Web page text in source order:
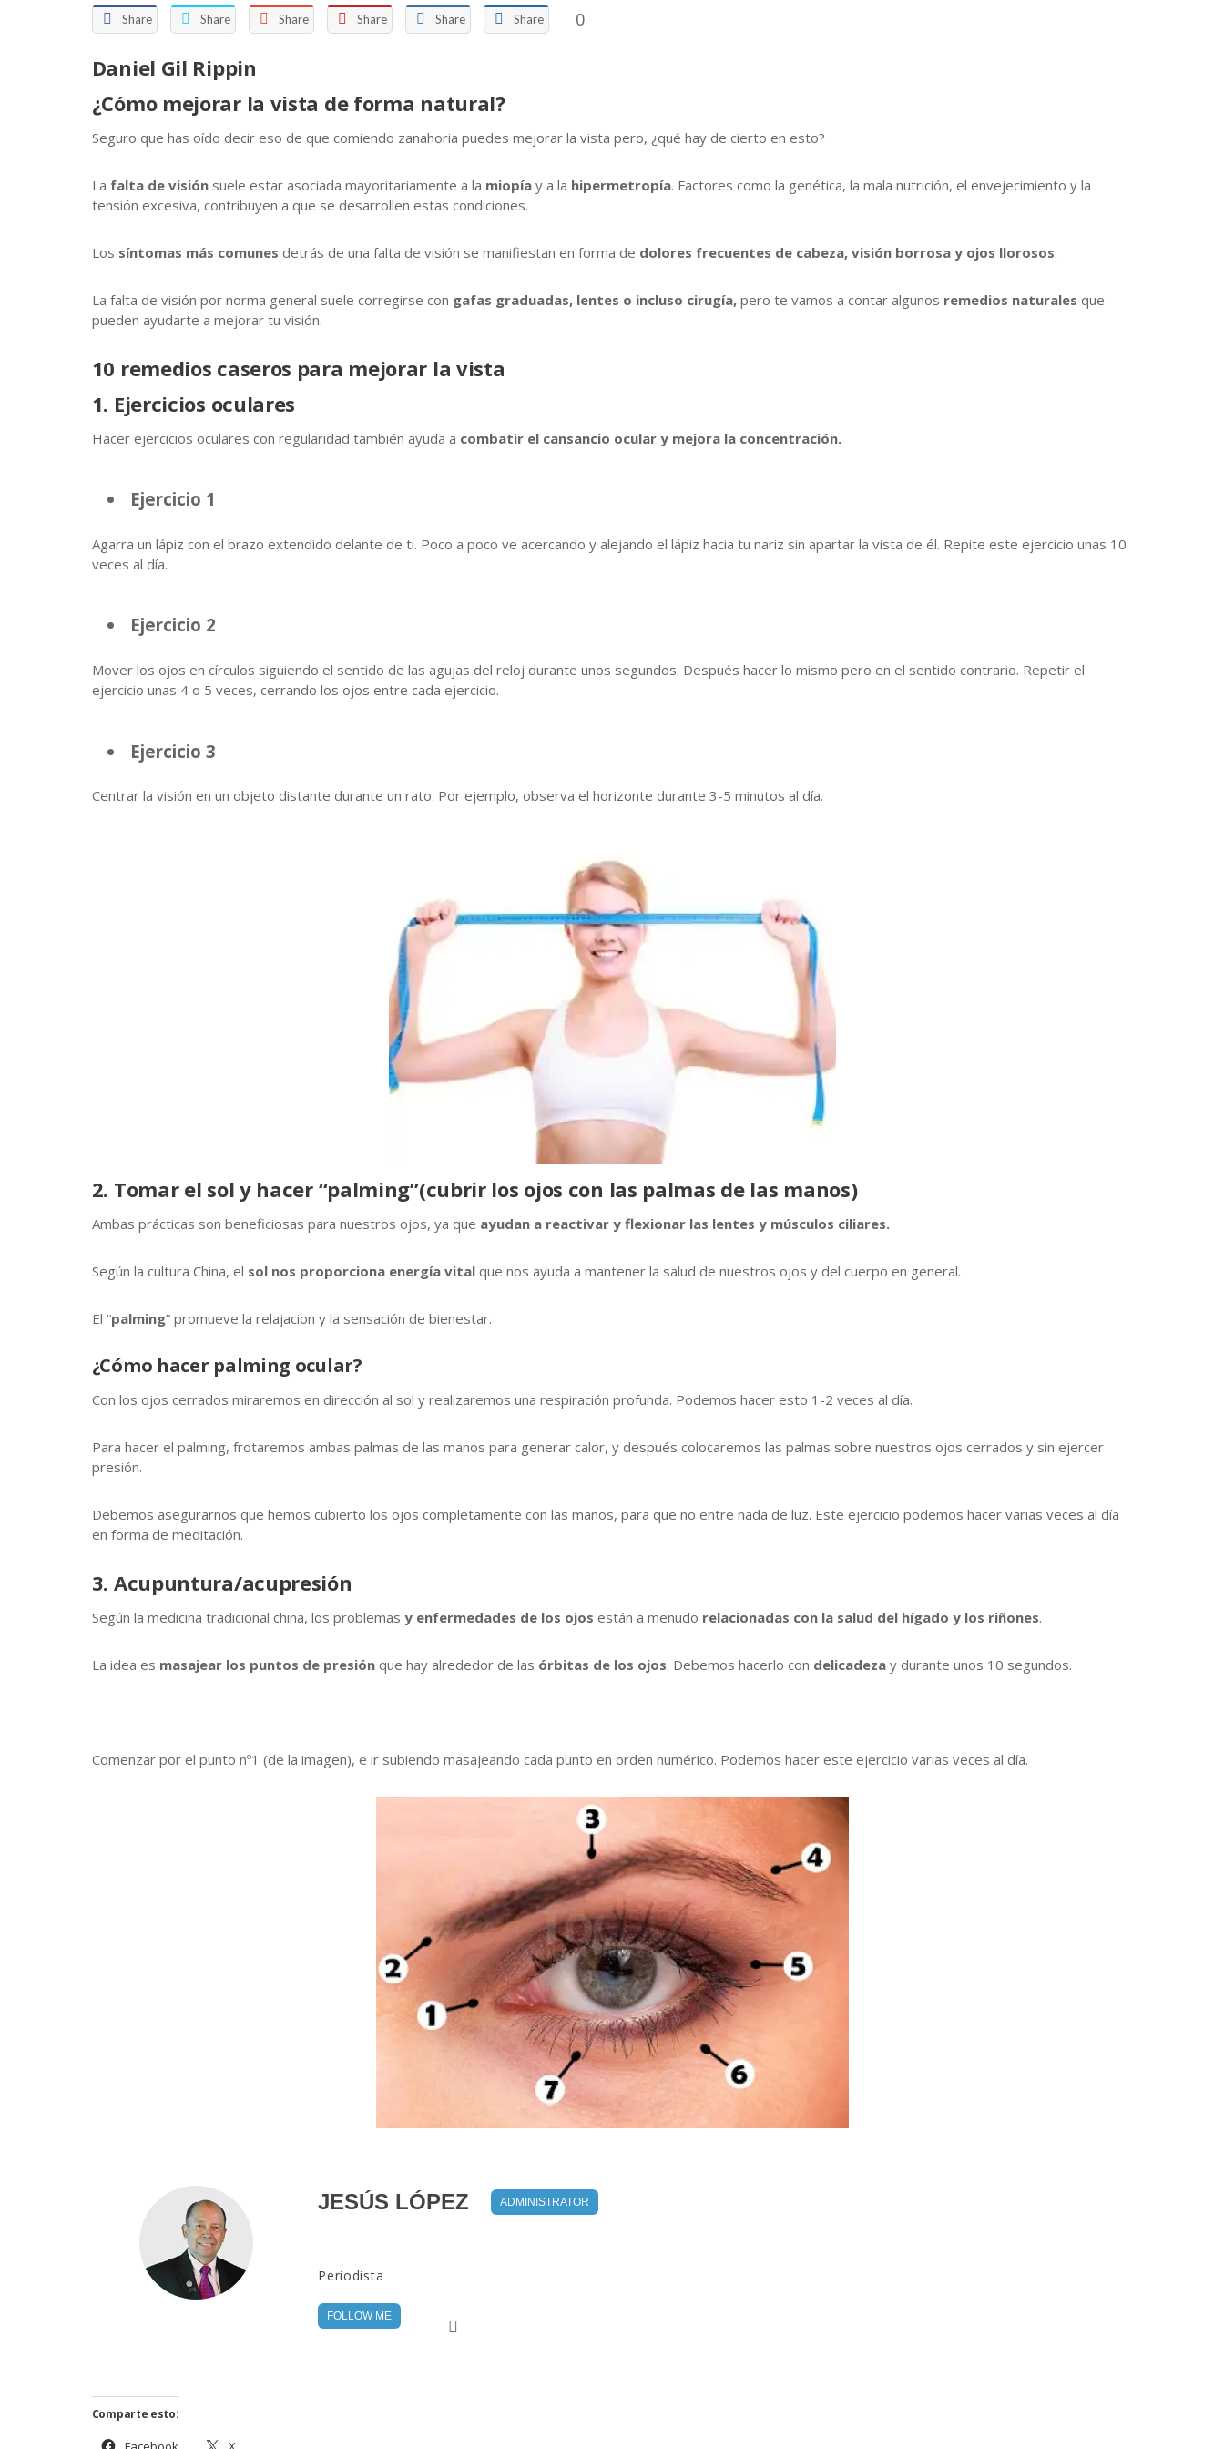
Share Share Share Share Share Share 0
Daniel Gil Rippin
¿Cómo mejorar la vista de forma natural?
Seguro que has oído decir eso de que comiendo zanahoria puedes mejorar la vista pero, ¿qué hay de cierto en esto?
La falta de visiónsuele estar asociada mayoritariamente a la miopíay a la hipermetropía. Factores como la genética, la mala nutrición, el envejecimiento y la
tensión excesiva, contribuyen a que se desarrollen estas condiciones.
Los síntomas más comunes detrás de una falta de visión se manifiestan en forma de dolores frecuentes de cabeza, visión borrosa y ojos llorosos.
La falta de visión por norma general suele corregirse con gafas graduadas, lentes o incluso cirugía,pero te vamos a contar algunos remedios naturales que
pueden ayudarte a mejorar tu visión.
10 remedios caseros para mejorar la vista
1. Ejercicios oculares
Hacer ejercicios oculares con regularidad también ayuda a combatir el cansancio ocular y mejora la concentración.
Ejercicio 1
Agarra un lápiz con el brazo extendido delante de ti. Poco a poco ve acercando y alejando el lápiz hacia tu nariz sin apartar la vista de él. Repite este ejercicio unas 10
veces al día.
Ejercicio 2
Mover los ojos en círculos siguiendo el sentido de las agujas del reloj durante unos segundos. Después hacer lo mismo pero en el sentido contrario. Repetir el
ejercicio unas 4 o 5 veces, cerrando los ojos entre cada ejercicio.
Ejercicio 3
Centrar la visión en un objeto distante durante un rato. Por ejemplo, observa el horizonte durante 3-5 minutos al día.
2. Tomar el sol y hacer “palming”(cubrir los ojos con las palmas de las manos)
Ambas prácticas son beneficiosas para nuestros ojos, ya que ayudan a reactivar y flexionar las lentes y músculos ciliares.
Según la cultura China, el sol nos proporciona energía vital que nos ayuda a mantener la salud de nuestros ojos y del cuerpo en general.
El “palming” promueve la relajacion y la sensación de bienestar.
¿Cómo hacer palming ocular?
Con los ojos cerrados miraremos en dirección al sol y realizaremos una respiración profunda. Podemos hacer esto 1-2 veces al día.
Para hacer el palming, frotaremos ambas palmas de las manos para generar calor, y después colocaremos las palmas sobre nuestros ojos cerrados y sin ejercer
presión.
Debemos asegurarnos que hemos cubierto los ojos completamente con las manos, para que no entre nada de luz. Este ejercicio podemos hacer varias veces al día
en forma de meditación.
3. Acupuntura/acupresión
Según la medicina tradicional china, los problemas y enfermedades de los ojos están a menudo relacionadas con la salud del hígado y los riñones.
La idea es masajear los puntos de presiónque hay alrededor de las órbitas de los ojos. Debemos hacerlo con delicadezay durante unos 10 segundos.
Comenzar por el punto nº1 (de la imagen), e ir subiendo masajeando cada punto en orden numérico. Podemos hacer este ejercicio varias veces al día.
JESÚS LÓPEZ ADMINISTRATOR
Periodista
FOLLOW ME
Comparte esto: